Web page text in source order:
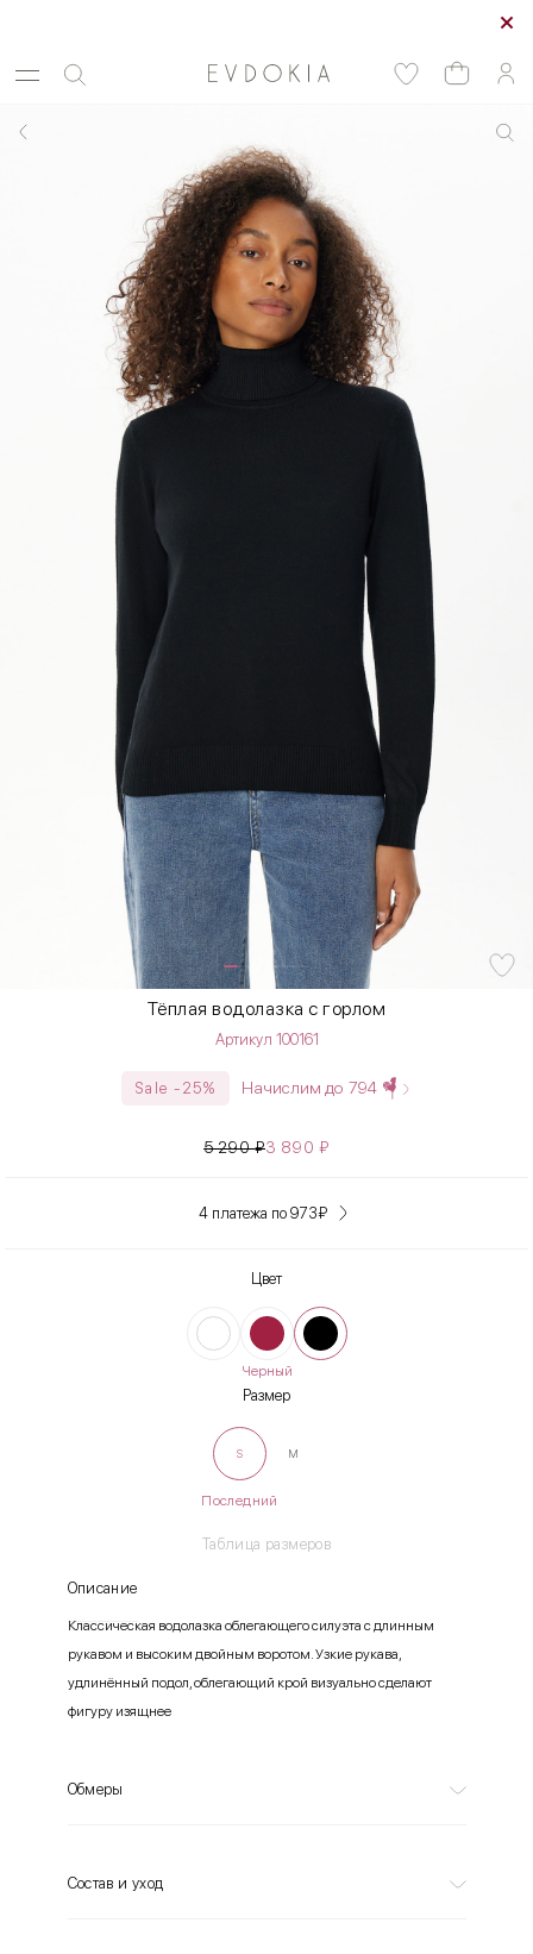
Курьерская доставка по Москве
Тёплая водолазка с горлом
Артикул 100161
Sale -25% Начислим до 794
5 290₽3 890₽
4 платежа по 973₽
Цвет
Черный
Размер
Таблица размеров
S
Последний
M
Описание
Классическая водолазка облегающего силуэта с длинным
рукавом и высоким двойным воротом. Узкие рукава,
удлинённый подол, облегающий крой визуально сделают
фигуру изящнее
Обмеры
Состав и уход